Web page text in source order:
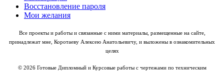
Восстановление пароля
Мои желания
Все проекты и работы и связанные с ними материалы, размещенные на сайте,
принадлежат мне, Коротаеву Алексею Анатольевичу, и выложены в ознакомительных
целях
© 2026 Готовые Дипломный и Курсовые работы с чертежами по техническим